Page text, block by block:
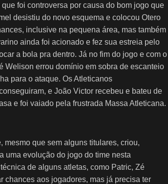
foi controversa por causa do bom jogo que
desistiu do novo esquema e colocou Otero
inclusive na pequena área, mas também
ainda foi acionado e fez sua estreia pelo
a bola pra dentro. Já no fim do jogo e com o
Welison errou domínio em sobra de escanteio
para o ataque. Os Atleticanos
e João Victor recebeu e bateu de
e foi vaiado pela frustrada Massa Atleticana.
mesmo que sem alguns titulares, criou,
uma evolução do jogo do time nesta
de alguns atletas, como Patric, Zé
chances aos jogadores, mas já precisa ter